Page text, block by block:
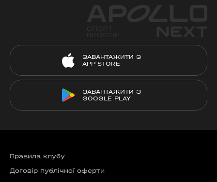
ЗАВАНТАЖИТИ З
APP STORE
ЗАВАНТАЖИТИ З
GOOGLE PLAY
Правила клубу
Договір публічної оферти